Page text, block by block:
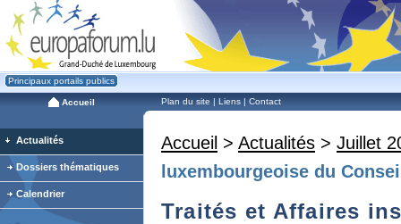
Principaux portails publics
Accueil Plan du site | Liens | Contact
Accueil > Actualités > Juillet
luxembourgeoise du
Traités et Affaires
Actualités
Dossiers thématiques
Calendrier